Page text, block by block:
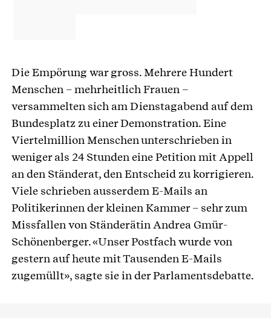
Die Empörung war gross. Mehrere Hundert
Menschen – mehrheitlich Frauen –
versammelten sich am Dienstagabend auf dem
Bundesplatz zu einer Demonstration. Eine
Viertelmillion Menschen unterschrieben in
weniger als 24 Stunden eine Petition mit Appell
an den Ständerat, den Entscheid zu korrigieren.
Viele schrieben ausserdem E-Mails an
Politikerinnen der kleinen Kammer – sehr zum
Missfallen von Ständerätin Andrea Gmür-
Schönenberger. «Unser Postfach wurde von
gestern auf heute mit Tausenden E-Mails
zugemüllt», sagte sie in der Parlamentsdebatte.